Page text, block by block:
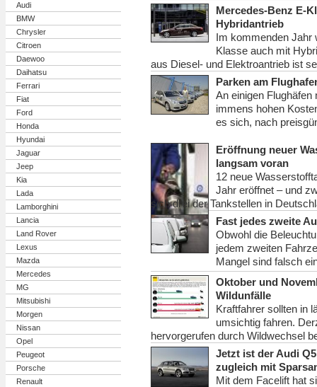
Audi
BMW
Chrysler
Citroen
Daewoo
Daihatsu
Ferrari
Fiat
Ford
Honda
Hyundai
Jaguar
Jeep
Kia
Lada
Lamborghini
Lancia
Land Rover
Lexus
Mazda
Mercedes
MG
Mitsubishi
Morgen
Nissan
Opel
Peugeot
Porsche
Renault
Mercedes-Benz E-
Hybridantrieb
Im kommenden Jahr
Klasse auch mit
aus Diesel- und Elektroantrieb ist
Parken am
An einigen
immens hohen
es sich, nach
Eröffnung neuer
langsam voran
12 neue
Jahr eröffnet – und
sich drei der Tankstellen in
Fast jedes zweite
Obwohl die
jedem zweiten
Mangel sind falsch
Oktober und
Wildunfälle
Kraftfahrer sollten in
umsichtig fahren.
hervorgerufen durch Wildwechsel
Jetzt ist der Audi
zugleich mit
Mit dem Facelift hat